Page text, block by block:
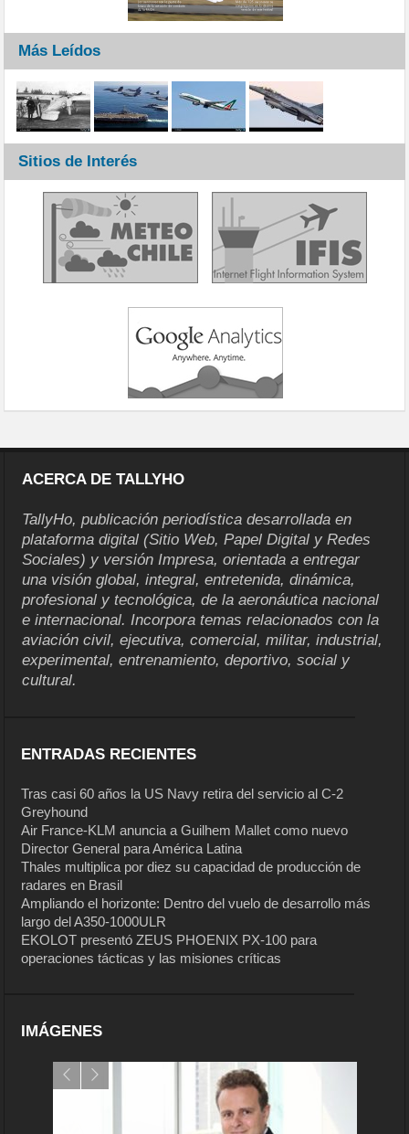
Más Leídos
Sitios de Interés
ACERCA DE TALLYHO
TallyHo, publicación periodística desarrollada en
plataforma digital (Sitio Web, Papel Digital y Redes
Sociales) y versión Impresa, orientada a entregar
una visión global, integral, entretenida, dinámica,
profesional y tecnológica, de la aeronáutica nacional
e internacional. Incorpora temas relacionados con la
aviación civil, ejecutiva, comercial, militar, industrial,
experimental, entrenamiento, deportivo, social y
cultural.
ENTRADAS RECIENTES
Tras casi 60 años la US Navy retira del servicio al C-2
Greyhound
Air France-KLM anuncia a Guilhem Mallet como nuevo
Director General para América Latina
Thales multiplica por diez su capacidad de producción de
radares en Brasil
Ampliando el horizonte: Dentro del vuelo de desarrollo más
largo del A350-1000ULR
EKOLOT presentó ZEUS PHOENIX PX-100 para
operaciones tácticas y las misiones críticas
IMÁGENES